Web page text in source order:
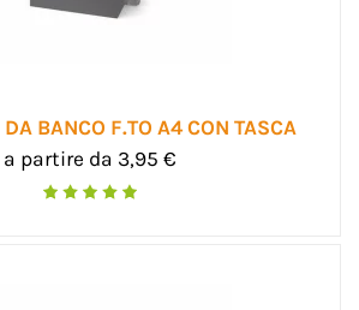
BANCO F.TO A4 CON TASCA
a partire da 3,95 €